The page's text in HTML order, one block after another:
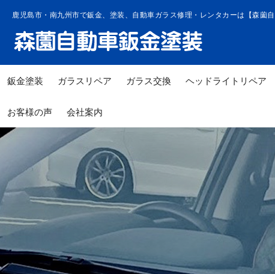
へ
キ
ッ
鹿児島市・南九州市で鈑金、塗装、自動車ガラス修理・レンタカーは【森薗自
鈑金塗装 ガラスリペア ガラス交換 ヘッドライトリペア
お客様の声 会社案内